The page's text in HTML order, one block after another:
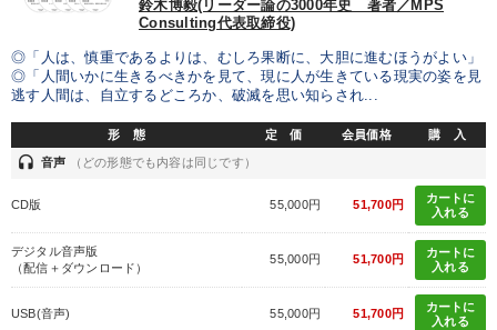
※「更新」を押すと「タグ・キーワード」を更新いただけます。
鈴木博毅(リーダー論の3000年史 著者／MPS
Consulting代表取締役)
◎「人は、慎重であるよりは、むしろ果断に、大胆に進むほうがよい」
◎「人間いかに生きるべきかを見て、現に人が生きている現実の姿を見
逃す人間は、自立するどころか、破滅を思い知らされ...
形 態 定 価 会員価格 購 入
headset 音声 （どの形態でも内容は同じです）
CD版 55,000円 51,700円
カートに
入れる
デジタル音声版
（配信＋ダウンロード）
55,000円 51,700円
カートに
入れる
USB(音声) 55,000円 51,700円
カートに
入れる